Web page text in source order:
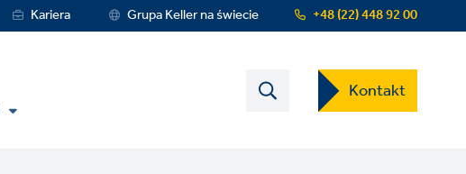
+48 (22) 448 92 00
Kariera Grupa Keller na świecie
Contact
US
Dropdown
Kontakt